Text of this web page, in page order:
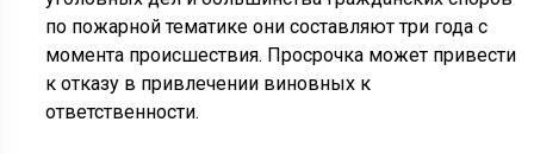
по пожарной тематике они составляют три года с
момента происшествия. Просрочка может привести
к отказу в привлечении виновных к
ответственности.